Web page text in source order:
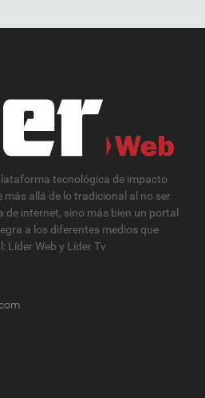
tecnológica de impacto
más allá de lo tradicional al no ser
de internet, sino más bien un portal
a los diferentes medios que
Líder Web y Líder Tv